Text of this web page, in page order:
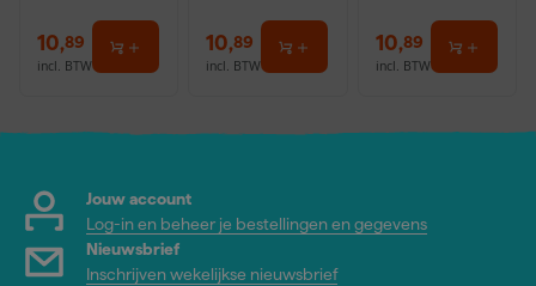
10,89
incl. BTW
10,89
incl. BTW
10,89
incl. BTW
Jouw account
Log-in en beheer je bestellingen en gegevens
Nieuwsbrief
Inschrijven wekelijkse nieuwsbrief